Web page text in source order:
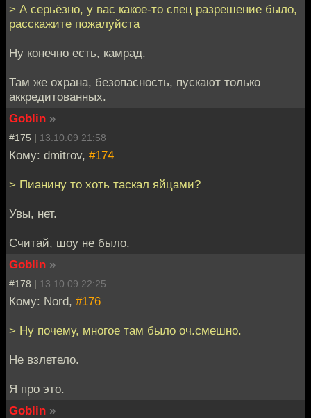
> А серьёзно, у вас какое-то спец разрешение было,
расскажите пожалуйста
Ну конечно есть, камрад.
Там же охрана, безопасность, пускают только
аккредитованных.
Goblin »
#175 | 13.10.09 21:58
Кому: dmitrov, #174
> Пианину то хоть таскал яйцами?
Увы, нет.
Считай, шоу не было.
Goblin »
#178 | 13.10.09 22:25
Кому: Nord, #176
> Ну почему, многое там было оч.смешно.
Не взлетело.
Я про это.
Goblin »